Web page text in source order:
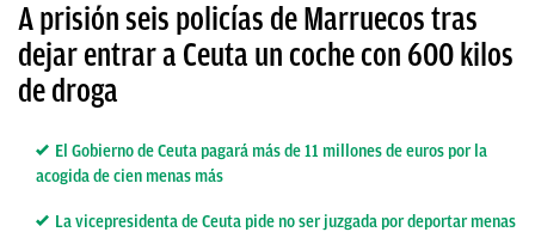
A prisión seis policías de Marruecos tras
dejar entrar a Ceuta un coche con 600 kilos
de droga
El Gobierno de Ceuta pagará más de 11 millones de euros por la
acogida de cien menas más
La vicepresidenta de Ceuta pide no ser juzgada por deportar menas